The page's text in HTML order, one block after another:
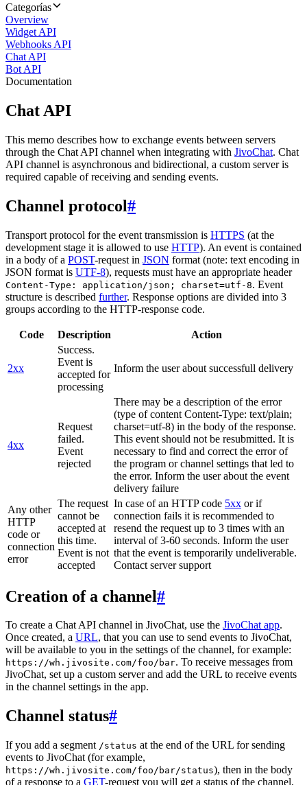
Categorías
Overview
Widget API
Webhooks API
Chat API
Bot API
Documentation
Chat API
This memo describes how to exchange events between servers
through the Chat API channel when integrating with JivoChat. Chat
API channel is asynchronous and bidirectional, a custom server is
required capable of receiving and sending events.
Channel protocol#
Transport protocol for the event transmission is HTTPS (at the
development stage it is allowed to use HTTP). An event is contained
in a body of a POST-request in JSON format (note: text encoding in
JSON format is UTF-8), requests must have an appropriate header
Content-Type: application/json; charset=utf-8. Event
structure is described further. Response options are divided into 3
groups according to the HTTP-response code.
Code Description Action
2xx
Success.
Event is
accepted for
processing
Inform the user about successfull delivery
4xx
Request
failed.
Event
rejected
There may be a description of the error
(type of content Content-Type: text/plain;
charset=utf-8) in the body of the response.
This event should not be resubmitted. It is
necessary to find and correct the error of
the program or channel settings that led to
the error. Inform the user about the event
delivery failure
Any other
HTTP
code or
connection
error
The request
cannot be
accepted at
this time.
Event is not
accepted
In case of an HTTP code 5xx or if
connection fails it is recommended to
resend the request up to 3 times with an
interval of 3-60 seconds. Inform the user
that the event is temporarily undeliverable.
Contact server support
Creation of a channel#
To create a Chat API channel in JivoChat, use the JivoChat app.
Once created, a URL, that you can use to send events to JivoChat,
will be available to you in the settings of the channel, for example:
https://wh.jivosite.com/foo/bar. To receive messages from
JivoChat, set up a custom server and add the URL to receive events
in the channel settings in the app.
Channel status#
If you add a segment /status at the end of the URL for sending
events to JivoChat (for example,
https://wh.jivosite.com/foo/bar/status), then in the body
of a response to a GET-request you will get a status of the channel,